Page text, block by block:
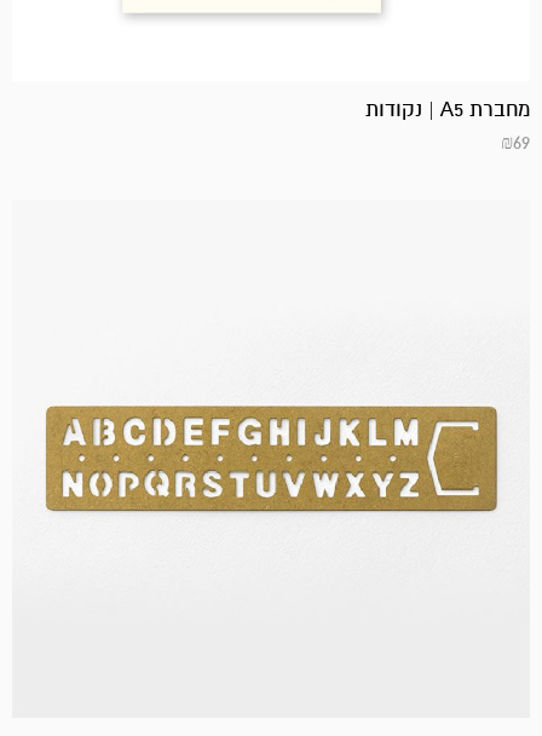
מחברת A5 | נקודות
₪69